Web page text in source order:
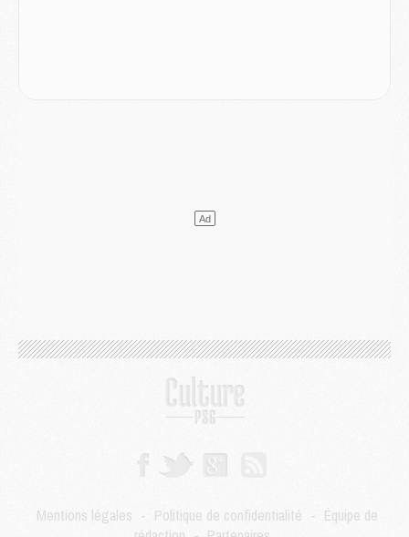
- Après Pacho, d'autres retours en vue
Match- Un hommage prévu lors de Brest/PSG
Mercato- Le PSG et le Barça ont rendez-vous pour Ferran Torres
- Guéla Doué dans les listes du PSG
- Le transfert de Mika Godts au PSG en bonne voie
- Un diffuseur annoncé pour les deux premiers matchs amicaux du PSG
Club - Un retour majeur dans le groupe du PSG
Club- [MAJ] Ndjantou et deux jeunes du PSG annoncés dans un tournoi U21
Mentions légales - Politique de confidentialité - Équipe de